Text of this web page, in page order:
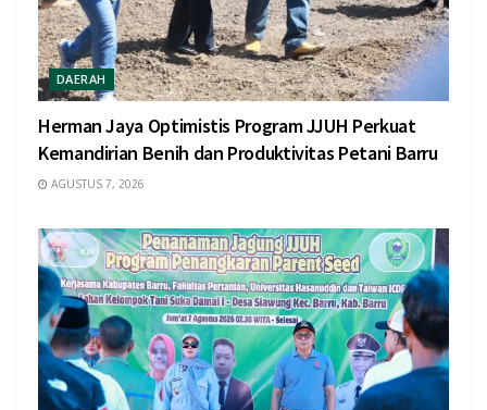
DAERAH
Herman Jaya Optimistis Program JJUH Perkuat
Kemandirian Benih dan Produktivitas Petani Barru
AGUSTUS 7, 2026